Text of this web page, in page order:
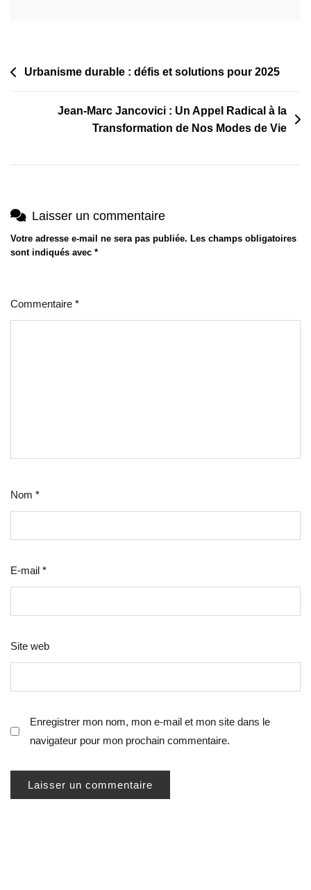
Navigation
Urbanisme durable : défis et solutions pour 2025
Jean-Marc Jancovici : Un Appel Radical à la
Transformation de Nos Modes de Vie
Laisser un commentaire
Votre adresse e-mail ne sera pas publiée. Les champs obligatoires
sont indiqués avec *
Commentaire *
Nom *
E-mail *
Site web
Enregistrer mon nom, mon e-mail et mon site dans le
navigateur pour mon prochain commentaire.